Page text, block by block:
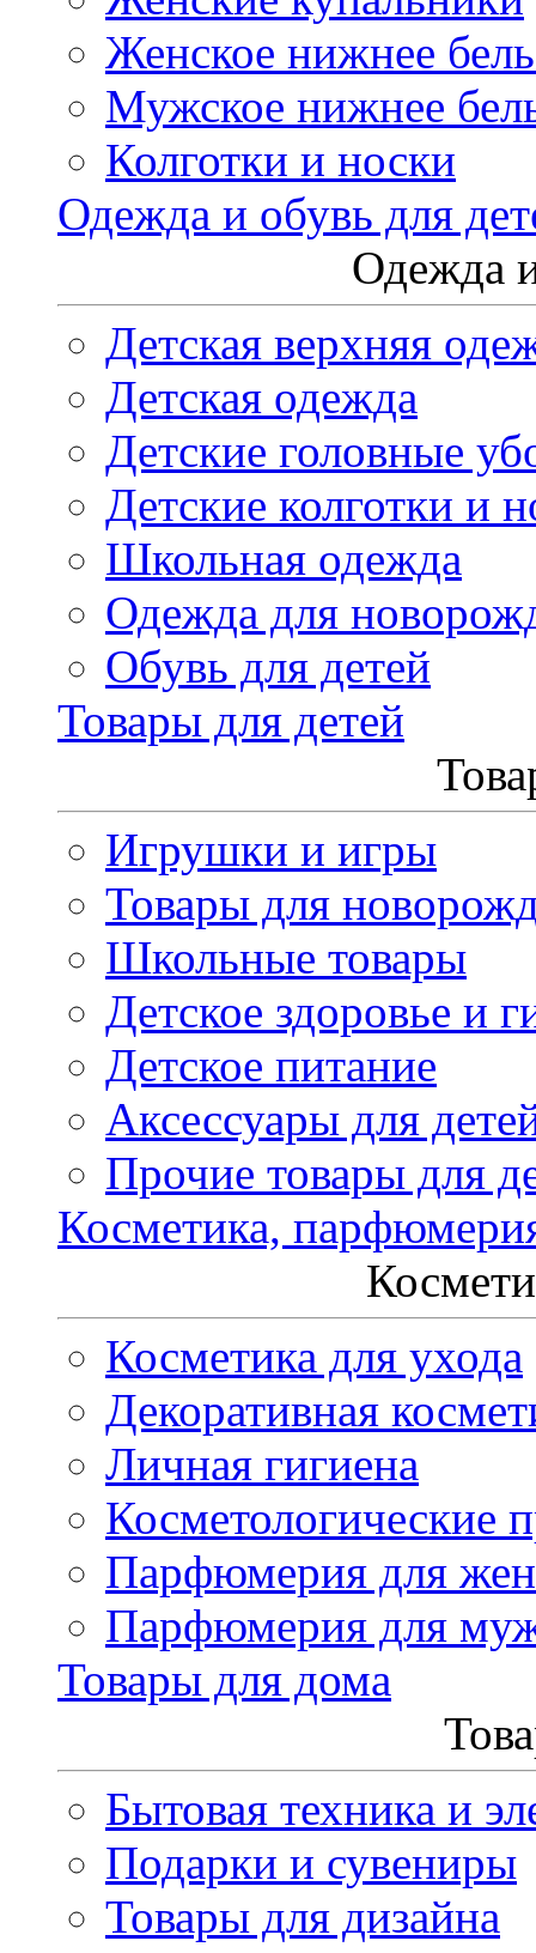
Женское нижнее
Мужское нижнее
Колготки и носки
Одежда и обувь для
Одежда
Детская верхняя
Детская одежда
Детские головные
Детские колготки и
Школьная одежда
Одежда для
Обувь для детей
Товары для детей
Игрушки и игры
Товары для
Школьные товары
Детское здоровье и
Детское питание
Аксессуары для
Прочие товары для
Косметика,
Косметика для ухода
Декоративная
Личная гигиена
Косметологические
Парфюмерия для
Парфюмерия для
Товары для дома
Бытовая техника и
Подарки и сувениры
Товары для дизайна